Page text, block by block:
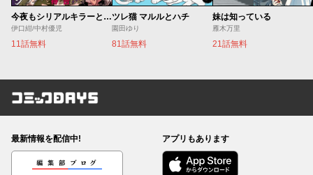
今夜もシリアルキラーと待ち合わせ
伊口紺/中村優児
11話無料
ツレ猫 マルルとハチ
園田ゆり
81話無料
妹は知っている
雁木万里
21話無料
コミックDAYS
最新情報を配信中!
編集部ブログ
アプリもあります